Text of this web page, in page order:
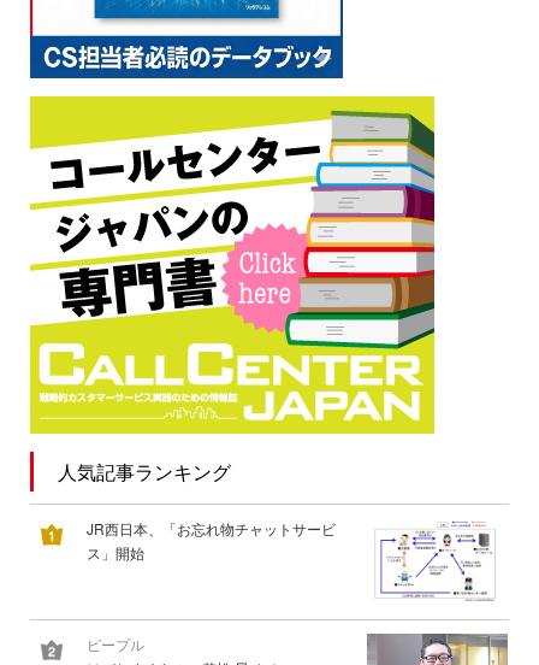
人気記事ランキング
JR西日本、「お忘れ物チャットサービ
ス」開始
ピープル